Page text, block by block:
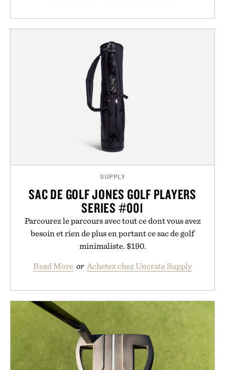
SUPPLY
SAC DE GOLF JONES GOLF PLAYERS
SERIES #001
Parcourez le parcours avec tout ce dont vous avez
besoin et rien de plus en portant ce sac de golf
minimaliste. $190.
Read More or Achetez chez Uncrate Supply